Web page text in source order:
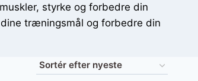
styrke og forbedre din
træningsmål og forbedre din